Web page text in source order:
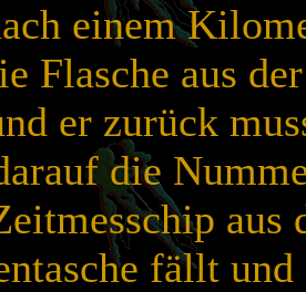
einem
Flasche aus
er zurück
die
aus
fällt und